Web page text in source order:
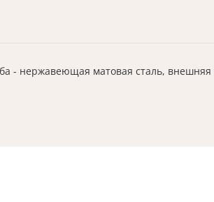
- нержавеющая матовая сталь,